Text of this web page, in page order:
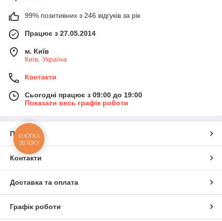
99% позитивних з 246 відгуків за рік
Працює з 27.05.2014
м. Київ
Київ, Україна
Контакти
Сьогодні працює з 09:00 до 19:00
Показати весь графік роботи
Про нас
Контакти
Доставка та оплата
Графік роботи
КНОПКА
ЗВ'ЯЗКУ